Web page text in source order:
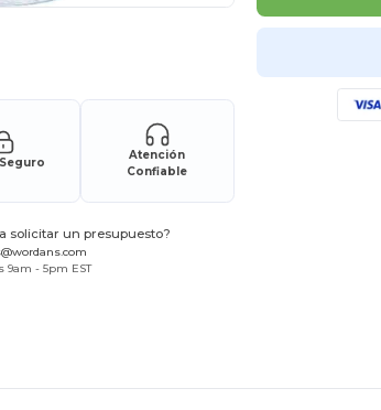
Atención
Confiable
solicitar un presupuesto?
9am - 5pm EST